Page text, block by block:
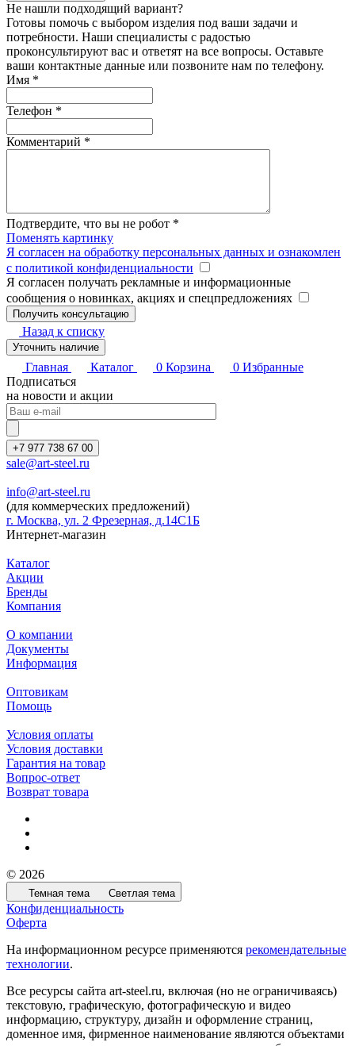
Не нашли подходящий вариант?
Готовы помочь с выбором изделия под ваши задачи и
потребности. Наши специалисты с радостью
проконсультируют вас и ответят на все вопросы. Оставьте
ваши контактные данные или позвоните нам по телефону.
Имя *
Телефон *
Комментарий *
Подтвердите, что вы не робот *
Поменять картинку
Я согласен на обработку персональных данных и ознакомлен
с политикой конфиденциальности
Я согласен получать рекламные и информационные
сообщения о новинках, акциях и спецпредложениях
Назад к списку
Уточнить наличие
Главная Каталог 0 Корзина 0 Избранные
Подписаться
на новости и акции
+7 977 738 67 00
sale@art-steel.ru
info@art-steel.ru
(для коммерческих предложений)
г. Москва, ул. 2 Фрезерная, д.14С1Б
Интернет-магазин
Каталог
Акции
Бренды
Компания
О компании
Документы
Информация
Оптовикам
Помощь
Условия оплаты
Условия доставки
Гарантия на товар
Вопрос-ответ
Возврат товара
© 2026
Темная тема Светлая тема
Конфиденциальность
Оферта
На информационном ресурсе применяются рекомендательные
технологии.
Все ресурсы сайта art-steel.ru, включая (но не ограничиваясь)
текстовую, графическую, фотографическую и видео
информацию, структуру, дизайн и оформление страниц,
доменное имя, фирменное наименование являются объектами